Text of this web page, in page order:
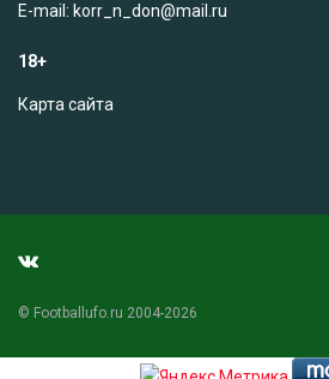
Е-mail: korr_n_don@mail.ru
18+
Карта сайта
© Footballufo.ru 2004-2026